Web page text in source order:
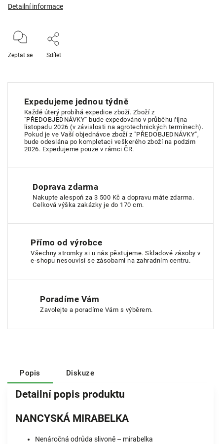
Detailní informace
Zeptat se Sdílet
Expedujeme jednou týdně
Každé úterý probíhá expedice zboží. Zboží z
"PŘEDOBJEDNÁVKY" bude expedováno v průběhu října-
listopadu 2026 (v závislosti na agrotechnických termínech).
Pokud je ve Vaší objednávce zboží z "PŘEDOBJEDNÁVKY",
bude odeslána po kompletaci veškerého zboží na podzim
2026. Expedujeme pouze v rámci ČR.
Doprava zdarma
Nakupte alespoň za 3 500 Kč a dopravu máte zdarma.
Celková výška zakázky je do 170 cm.
Přímo od výrobce
Všechny stromky si u nás pěstujeme. Skladové zásoby v
e-shopu nesouvisí se zásobami na zahradním centru.
Poradíme Vám
Zavolejte a poradíme Vám s výběrem.
Popis Diskuze
Detailní popis produktu
NANCYSKÁ MIRABELKA
Nenáročná odrůda slivoně – mirabelka